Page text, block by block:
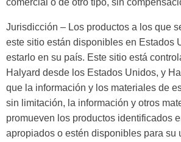
comercial o de otro tipo, sin
Jurisdicción – Los productos a los que
este sitio están disponibles en Estados
estarlo en su país. Este sitio está
Halyard desde los Estados Unidos, y
que la información y los materiales de
sin limitación, la información y otros
promueven los productos identificados
apropiados o estén disponibles para su